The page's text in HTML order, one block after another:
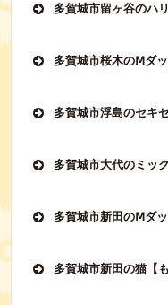
多賀城市留ヶ谷のハ
多賀城市桜木のⅯダッ
多賀城市浮島のセキ
多賀城市大代のミッ
多賀城市新田のⅯダッ
多賀城市新田の猫【